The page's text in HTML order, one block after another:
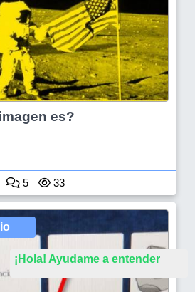
¡Hola! Ayudame a entender
es?
5 33